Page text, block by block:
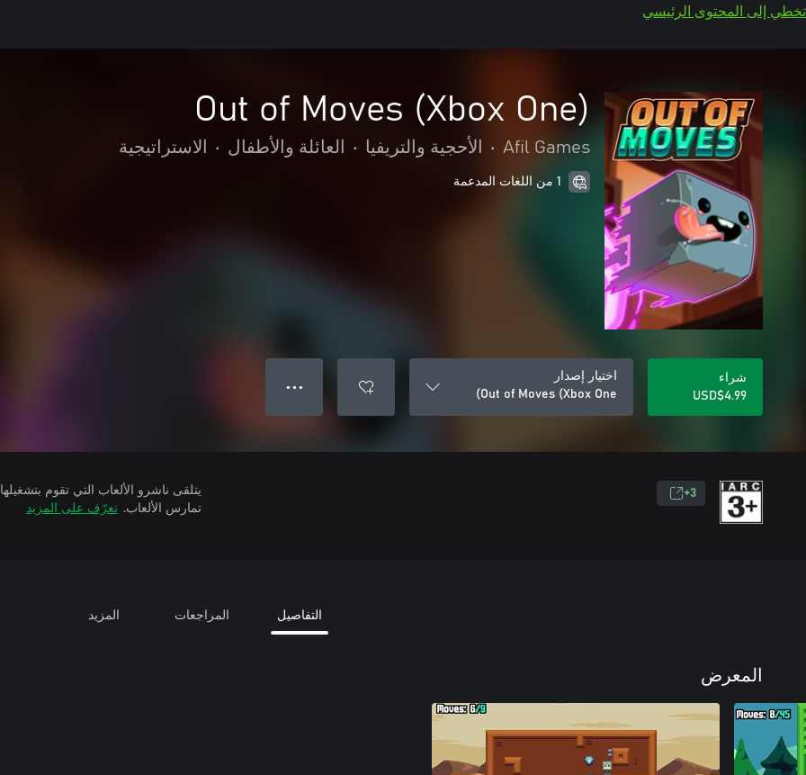
تخطي إلى المحتوى الرئيسي
Out of Moves (Xbox One)
Afil Games
• الأحجية والتريفيا • العائلة والأطفال • الاستراتيجية
1 من اللغات المدعمة
شراء
USD$4.99
اختيار إصدار
Out of Moves (Xbox One)
● ● ●
3+
تمارس الألعاب. تعرّف على المزيد
التفاصيل المراجعات المزيد
المعرض